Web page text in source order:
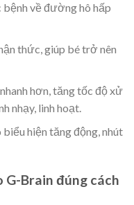
bệnh về đường hô hấp
thức, giúp bé trở nên
hơn, tăng tốc độ xử
nhạy, linh hoạt.
hiện tăng động, nhút
G-Brain đúng cách